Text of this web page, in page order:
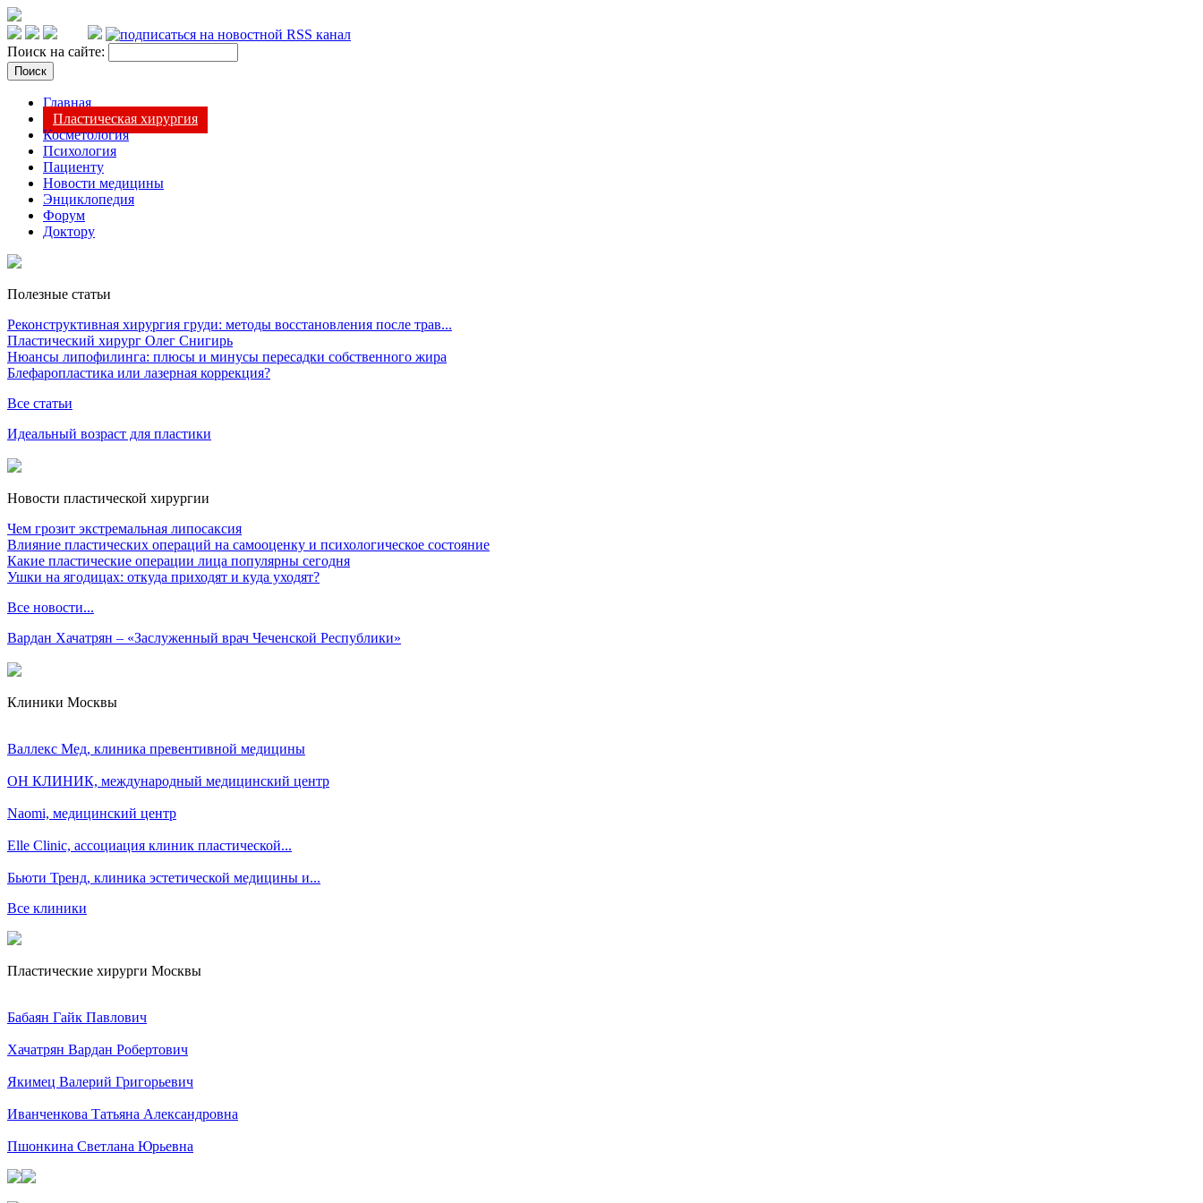
Поиск на сайте:
Главная
Пластическая хирургия
Косметология
Психология
Пациенту
Новости медицины
Энциклопедия
Форум
Доктору
Полезные статьи
Реконструктивная хирургия груди: методы восстановления после трав...
Пластический хирург Олег Снигирь
Нюансы липофилинга: плюсы и минусы пересадки собственного жира
Блефаропластика или лазерная коррекция?
Все статьи
Идеальный возраст для пластики
Новости пластической хирургии
Чем грозит экстремальная липосаксия
Влияние пластических операций на самооценку и психологическое состояние
Какие пластические операции лица популярны сегодня
Ушки на ягодицах: откуда приходят и куда уходят?
Все новости...
Вардан Хачатрян – «Заслуженный врач Чеченской Республики»
Клиники Москвы
Валлекс Мед, клиника превентивной медицины
ОН КЛИНИК, международный медицинский центр
Naomi, медицинский центр
Elle Clinic, ассоциация клиник пластической...
Бьюти Тренд, клиника эстетической медицины и...
Все клиники
Пластические хирурги Москвы
Бабаян Гайк Павлович
Хачатрян Вардан Робертович
Якимец Валерий Григорьевич
Иванченкова Татьяна Александровна
Пшонкина Светлана Юрьевна